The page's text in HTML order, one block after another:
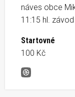
náves obce
11:15 hl. závod
Startovné
100 Kč
Silniční běh